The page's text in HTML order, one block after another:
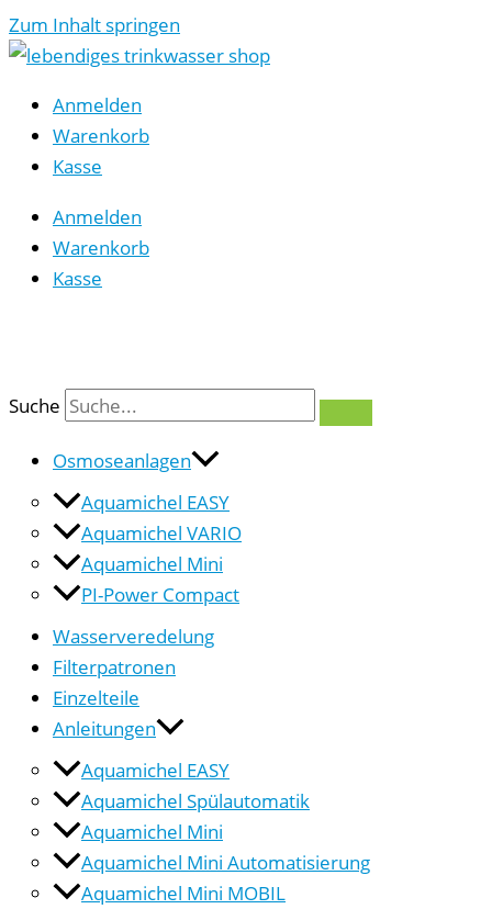
Zum Inhalt springen
Anmelden
Warenkorb
Kasse
Anmelden
Warenkorb
Kasse
Suche
Osmoseanlagen
Aquamichel EASY
Aquamichel VARIO
Aquamichel Mini
PI-Power Compact
Wasserveredelung
Filterpatronen
Einzelteile
Anleitungen
Aquamichel EASY
Aquamichel Spülautomatik
Aquamichel Mini
Aquamichel Mini Automatisierung
Aquamichel Mini MOBIL